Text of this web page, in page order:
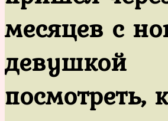
месяцев с
девушкой
посмотреть,